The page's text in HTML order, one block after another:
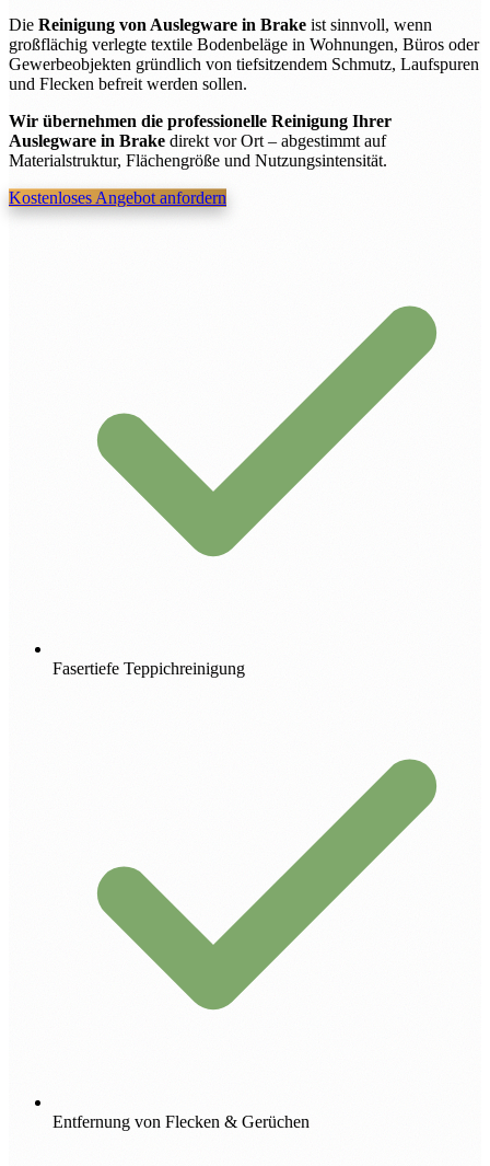
Die Reinigung von Auslegware in Brake ist sinnvoll, wenn
großflächig verlegte textile Bodenbeläge in Wohnungen, Büros oder
Gewerbeobjekten gründlich von tiefsitzendem Schmutz, Laufspuren
und Flecken befreit werden sollen.
Wir übernehmen die professionelle Reinigung Ihrer
Auslegware in Brake direkt vor Ort – abgestimmt auf
Materialstruktur, Flächengröße und Nutzungsintensität.
Kostenloses Angebot anfordern
Fasertiefe Teppichreinigung
Entfernung von Flecken & Gerüchen